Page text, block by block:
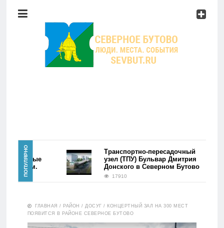
Район
Мероприятия
Главная
Новости
Мероприятия
ПОПУЛЯРНО
Первые
Транспортно-пересадочный
узел (ТПУ) Бульвар Дмитрия
Донского в Северном Бутово
17910
ГЛАВНАЯ / РАЙОН /ДОСУГ / КОНЦЕРТНЫЙ ЗАЛ НА 300 МЕСТ
ПОЯВИТСЯ В РАЙОНЕ СЕВЕРНОЕ БУТОВО